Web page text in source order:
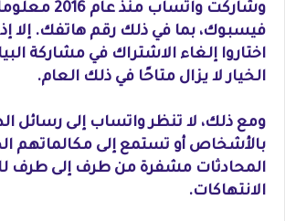
وشاركت واتساب
فيسبوك، بما في ذلك رقم هاتفك. إلا
اختاروا إلغاء الاشتراك في مشاركة
الخيار لا يزال متاحًا في ذلك العام.
ومع ذلك، لا تنظر واتساب إلى رسائل
بالأشخاص أو تستمع إلى مكالماتهم
المحادثات مشفرة من طرف إلى طرف
الانتهاكات.